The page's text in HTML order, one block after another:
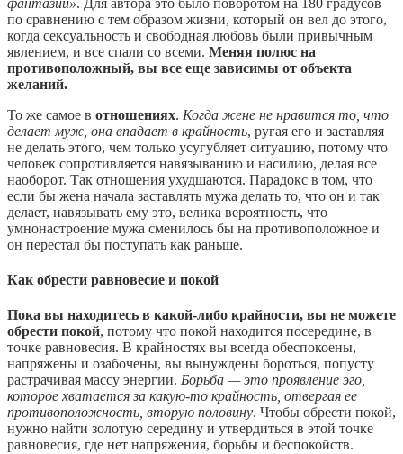
по сравнению с тем образом жизни, который он вел до этого,
когда сексуальность и свободная любовь были привычным
явлением, и все спали со всеми. Меняя полюс на
противоположный, вы все еще зависимы от объекта
желаний.
То же самое в отношениях. Когда жене не нравится то, что
делает муж, она впадает в крайность, ругая его и заставляя
не делать этого, чем только усугубляет ситуацию, потому что
человек сопротивляется навязыванию и насилию, делая все
наоборот. Так отношения ухудшаются. Парадокс в том, что
если бы жена начала заставлять мужа делать то, что он и так
делает, навязывать ему это, велика вероятность, что
умнонастроение мужа сменилось бы на противоположное и
он перестал бы поступать как раньше.
Как обрести равновесие и покой
Пока вы находитесь в какой-либо крайности, вы не можете
обрести покой, потому что покой находится посередине, в
точке равновесия. В крайностях вы всегда обеспокоены,
напряжены и озабочены, вы вынуждены бороться, попусту
растрачивая массу энергии. Борьба — это проявление эго,
которое хватается за какую-то крайность, отвергая ее
противоположность, вторую половину. Чтобы обрести покой,
нужно найти золотую середину и утвердиться в этой точке
равновесия, где нет напряжения, борьбы и беспокойств.